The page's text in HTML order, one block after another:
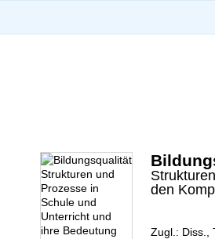
den
Zugl.: Diss.,